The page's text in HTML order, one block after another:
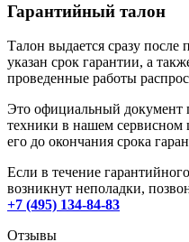
Гарантийный талон
Талон выдается сразу после
указан срок гарантии, а
проведенные работы
Это официальный
техники в нашем сервисном
его до окончания срока
Если в течение
возникнут неполадки,
+7 (495) 134-84-83
Отзывы